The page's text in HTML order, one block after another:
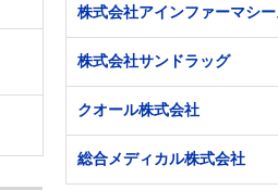
株式会社アインファーマシ
株式会社サンドラッグ
クオール株式会社
総合メディカル株式会社